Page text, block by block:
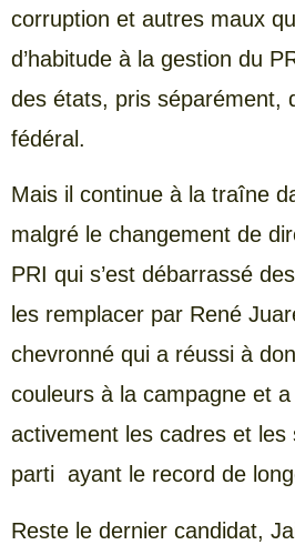
corruption et autres maux
d’habitude à la gestion du
des états, pris séparément,
fédéral.
Mais il continue à la traîne
malgré le changement de
PRI qui s’est débarrassé
les remplacer par René
chevronné qui a réussi à
couleurs à la campagne et
activement les cadres et les
parti ayant le record de
Reste le dernier candidat,